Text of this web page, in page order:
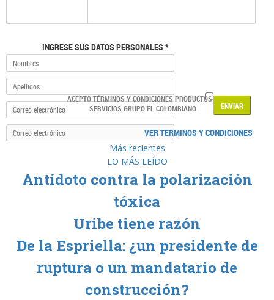
INGRESE SUS DATOS PERSONALES *
ACEPTO TÉRMINOS Y CONDICIONES PRODUCTOS Y
SERVICIOS GRUPO EL COLOMBIANO
VER TERMINOS Y CONDICIONES
Más recientes
LO MÁS LEÍDO
Antídoto contra la polarización
tóxica
Uribe tiene razón
De la Espriella: ¿un presidente de
ruptura o un mandatario de
construcción?